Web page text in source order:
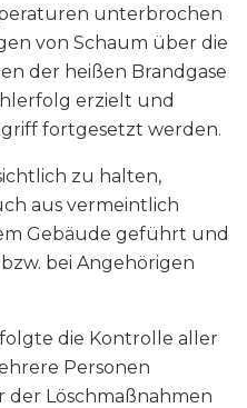
unterbrochen
von Schaum über die
der heißen Brandgase
erzielt und
fortgesetzt werden.
zu halten,
aus vermeintlich
Gebäude geführt und
bei Angehörigen
die Kontrolle aller
Personen
der Löschmaßnahmen